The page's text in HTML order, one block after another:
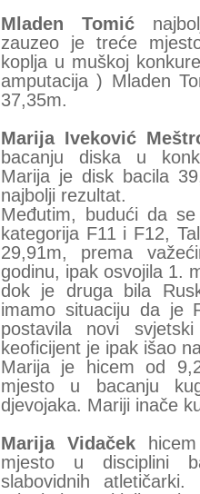
Mladen Tomić
zauzeo je treće
koplja u muškoj
amputacija ) Mladen
37,35m.
Marija Iveković
bacanju diska u
Marija je disk bacila
najbolji rezultat.
Međutim, budući da
kategorija F11 i F12,
29,91m, prema
godinu, ipak osvojila 1.
dok je druga bila
imamo situaciju da je
postavila novi
keoficijent je ipak išao
Marija je hicem od
mjesto u bacanju
djevojaka. Mariji inače
Marija Vidaček
mjesto u disciplini
slabovidnih